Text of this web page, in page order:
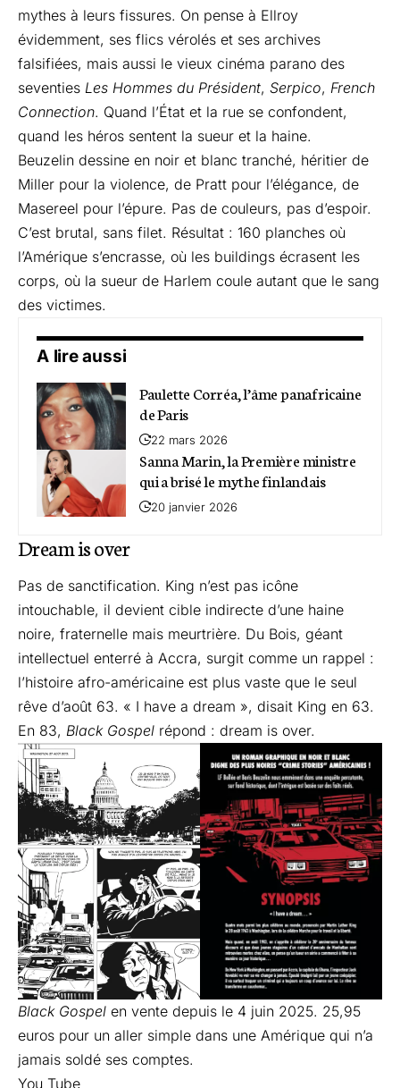
mythes à leurs fissures. On pense à Ellroy
évidemment, ses flics vérolés et ses archives
falsifiées, mais aussi le vieux cinéma parano des
seventies Les Hommes du Président, Serpico, French
Connection. Quand l’État et la rue se confondent,
quand les héros sentent la sueur et la haine.
Beuzelin dessine en noir et blanc tranché, héritier de
Miller pour la violence, de Pratt pour l’élégance, de
Masereel pour l’épure. Pas de couleurs, pas d’espoir.
C’est brutal, sans filet. Résultat : 160 planches où
l’Amérique s’encrasse, où les buildings écrasent les
corps, où la sueur de Harlem coule autant que le sang
des victimes.
A lire aussi
Paulette Corréa, l’âme panafricaine
de Paris
22 mars 2026
Sanna Marin, la Première ministre
qui a brisé le mythe finlandais
20 janvier 2026
Dream is over
Pas de sanctification. King n’est pas icône
intouchable, il devient cible indirecte d’une haine
noire, fraternelle mais meurtrière. Du Bois, géant
intellectuel enterré à Accra, surgit comme un rappel :
l’histoire afro-américaine est plus vaste que le seul
rêve d’août 63. « I have a dream », disait King en 63.
En 83, Black Gospel répond : dream is over.
Black Gospel en vente depuis le 4 juin 2025. 25,95
euros pour un aller simple dans une Amérique qui n’a
jamais soldé ses comptes.
You Tube